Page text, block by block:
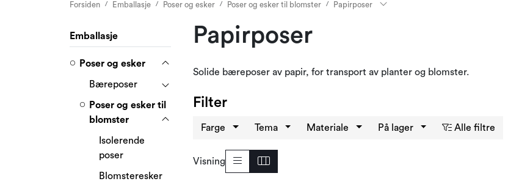
Forsiden Emballasje Poser og esker Poser og esker til blomster Papirposer
Emballasje
Poser og esker
Bæreposer
Poser og esker til
blomster
Isolerende
poser
Blomsteresker
Papirposer
Solide bæreposer av papir, for transport av planter og blomster.
Filter
Farge Tema Materiale På lager Alle filtre
Visning